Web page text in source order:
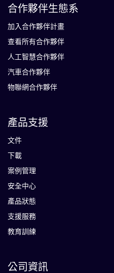
合作夥伴生態系
加入合作夥伴計畫
查看所有合作夥伴
人工智慧合作夥伴
汽車合作夥伴
物聯網合作夥伴
產品支援
文件
下載
案例管理
安全中心
產品狀態
支援服務
教育訓練
公司資訊